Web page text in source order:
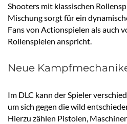
Shooters mit klassischen
Mischung sorgt für ein
Fans von Actionspielen als auch
Rollenspielen anspricht.
Neue
Im DLC kann der Spieler
um sich gegen die wild
Hierzu zählen Pistolen,